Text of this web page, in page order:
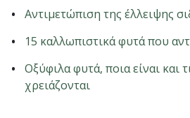
Αντιμετώπιση της έλλειψης
15 καλλωπιστικά φυτά που
Οξύφιλα φυτά, ποια είναι και
χρειάζονται